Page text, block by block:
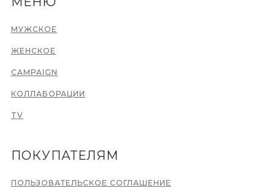
МУЖСКОЕ
ЖЕНСКОЕ
CAMPAIGN
КОЛЛАБОРАЦИИ
ПОЛЬЗОВАТЕЛЬСКОЕ СОГЛАШЕНИЕ
ПОКУПАТЕЛЯМ
TV